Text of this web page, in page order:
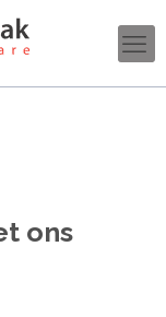
ons